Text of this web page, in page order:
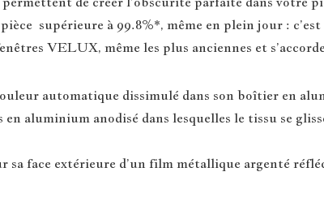
supérieure à 99.8%*, même en plein jour :
VELUX, même les plus anciennes et
automatique dissimulé dans son boîtier en
aluminium anodisé dans lesquelles le tissu se
face extérieure d’un film métallique argenté